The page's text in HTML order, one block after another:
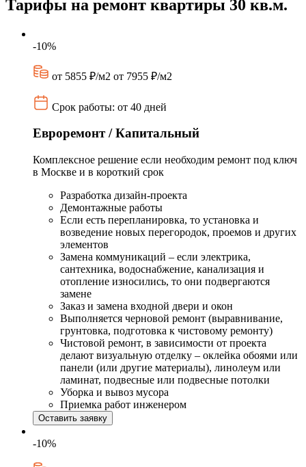
Тарифы на ремонт квартиры 30 кв.м.
-10%
от 5855 ₽/м2 от 7955 ₽/м2
Срок работы: от 40 дней
Евроремонт / Капитальный
Комплексное решение если необходим ремонт под ключ
в Москве и в короткий срок
Разработка дизайн-проекта
Демонтажные работы
Если есть перепланировка, то установка и
возведение новых перегородок, проемов и других
элементов
Замена коммуникаций – если электрика,
сантехника, водоснабжение, канализация и
отопление износились, то они подвергаются
замене
Заказ и замена входной двери и окон
Выполняется черновой ремонт (выравнивание,
грунтовка, подготовка к чистовому ремонту)
Чистовой ремонт, в зависимости от проекта
делают визуальную отделку – оклейка обоями или
панели (или другие материалы), линолеум или
ламинат, подвесные или подвесные потолки
Уборка и вывоз мусора
Приемка работ инженером
Оставить заявку
-10%